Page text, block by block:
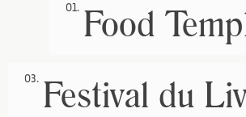
01. Food
03. Festival du